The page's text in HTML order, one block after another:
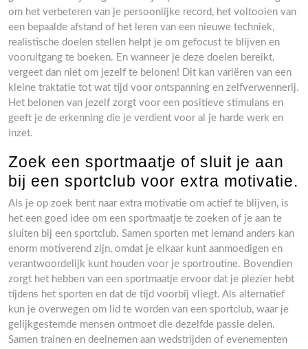
om het verbeteren van je persoonlijke record, het voltooien van
een bepaalde afstand of het leren van een nieuwe techniek,
realistische doelen stellen helpt je om gefocust te blijven en
vooruitgang te boeken. En wanneer je deze doelen bereikt,
vergeet dan niet om jezelf te belonen! Dit kan variëren van een
kleine traktatie tot wat tijd voor ontspanning en zelfverwennerij.
Het belonen van jezelf zorgt voor een positieve stimulans en
geeft je de erkenning die je verdient voor al je harde werk en
inzet.
Zoek een sportmaatje of sluit je aan
bij een sportclub voor extra motivatie.
Als je op zoek bent naar extra motivatie om actief te blijven, is
het een goed idee om een sportmaatje te zoeken of je aan te
sluiten bij een sportclub. Samen sporten met iemand anders kan
enorm motiverend zijn, omdat je elkaar kunt aanmoedigen en
verantwoordelijk kunt houden voor je sportroutine. Bovendien
zorgt het hebben van een sportmaatje ervoor dat je plezier hebt
tijdens het sporten en dat de tijd voorbij vliegt. Als alternatief
kun je overwegen om lid te worden van een sportclub, waar je
gelijkgestemde mensen ontmoet die dezelfde passie delen.
Samen trainen en deelnemen aan wedstrijden of evenementen